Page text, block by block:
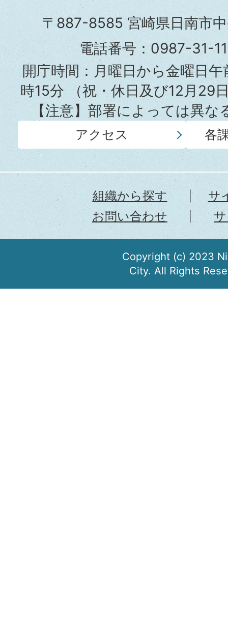
市
役
所
〒887-8585 宮崎県日南市
電話番号：0987-31-
開庁時間：月曜日から金曜日
時15分（祝・休日及び12月29
【注意】部署によっては異
アクセス 各
組織から探す
サ
お問い合わせ
Copyright (c) 2023
City. All Rights